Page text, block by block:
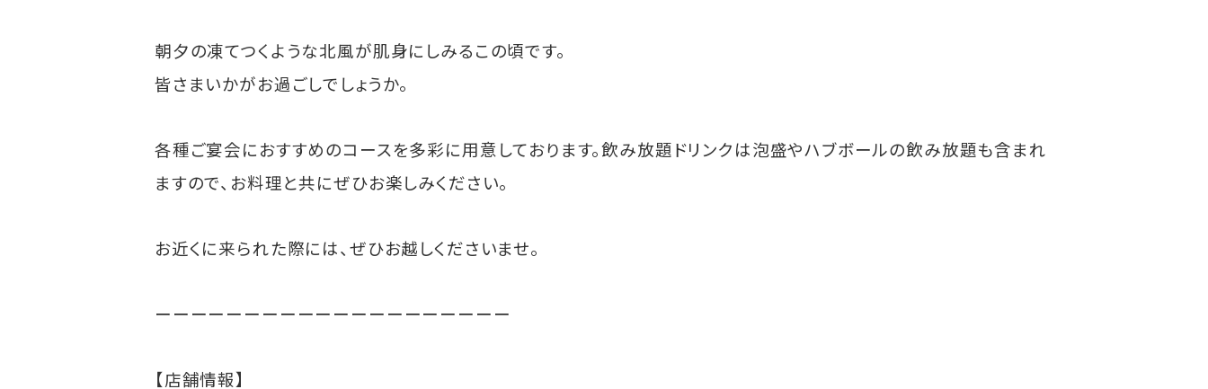
朝夕の凍てつくような北風が肌身にしみるこの頃です。
皆さまいかがお過ごしでしょうか。
各種ご宴会におすすめのコースを多彩に用意しております。飲み放題ドリンクは泡盛やハブボールの飲み放題も含まれ
ますので、お料理と共にぜひお楽しみください。
お近くに来られた際には、ぜひお越しくださいませ。
ーーーーーーーーーーーーーーーーーーーー
【店舗情報】